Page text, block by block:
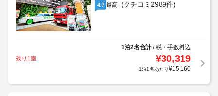
4.7 最高 (クチコミ2989件)
1泊2名合計/税・手数料込
残り1室
¥30,319
1泊1名あたり¥15,160